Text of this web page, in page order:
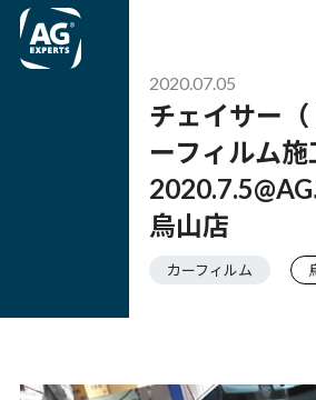
2020.07.05
チェイサー
ーフィルム施
烏山店
カーフィルム